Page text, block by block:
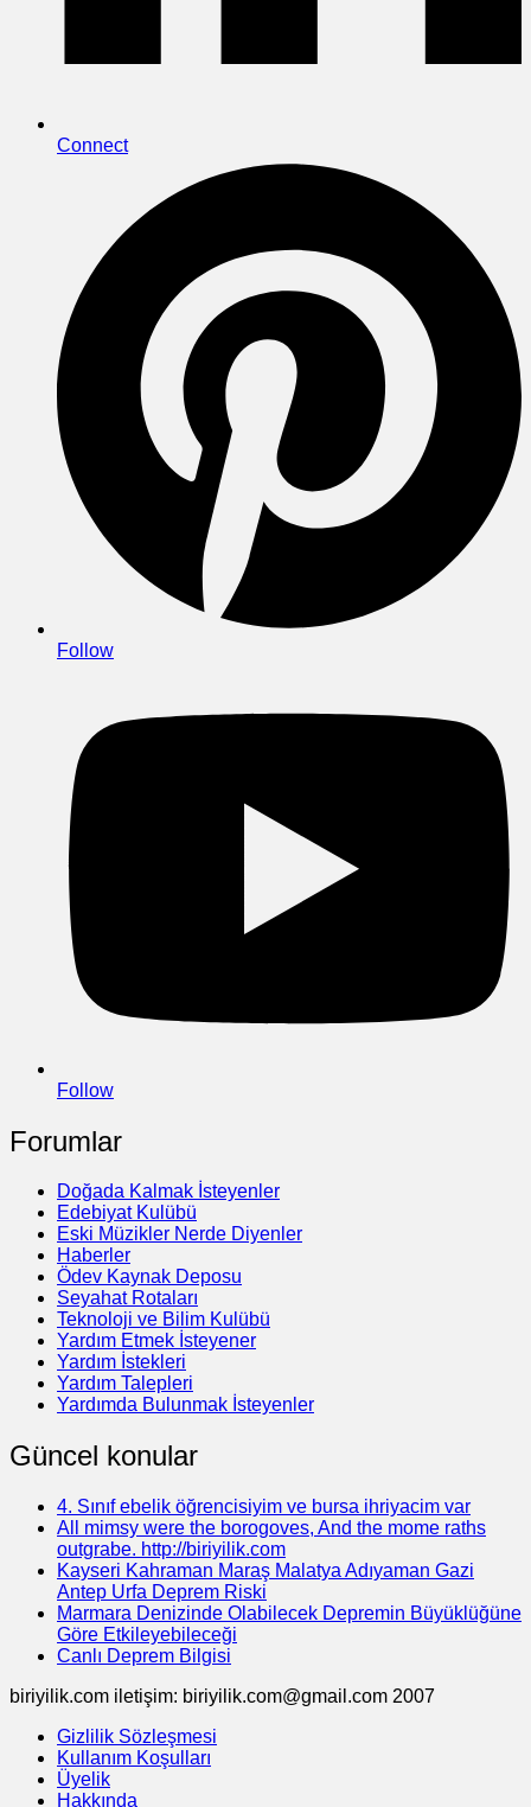
Connect
Follow
Follow
Forumlar
Doğada Kalmak İsteyenler
Edebiyat Kulübü
Eski Müzikler Nerde Diyenler
Haberler
Ödev Kaynak Deposu
Seyahat Rotaları
Teknoloji ve Bilim Kulübü
Yardım Etmek İsteyener
Yardım İstekleri
Yardım Talepleri
Yardımda Bulunmak İsteyenler
Güncel konular
4. Sınıf ebelik öğrencisiyim ve bursa ihriyacim var
All mimsy were the borogoves, And the mome raths
outgrabe. http://biriyilik.com
Kayseri Kahraman Maraş Malatya Adıyaman Gazi
Antep Urfa Deprem Riski
Marmara Denizinde Olabilecek Depremin Büyüklüğüne
Göre Etkileyebileceği
Canlı Deprem Bilgisi
biriyilik.com iletişim: biriyilik.com@gmail.com 2007
Gizlilik Sözleşmesi
Kullanım Koşulları
Üyelik
Hakkında